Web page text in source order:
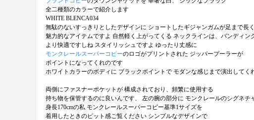
全二種類のカラーで紹介します
WHITE BLENCA034
無駄のないすっきりとしたデザインに ショートしたギジャンガムが足まで長
魅力的なアイテムですよ 自然軽く上がってくる ネックラインは、バンディン
より快適ですしね スタイリッシュですよ ゆったり丈感に
モンクレールスーパーコピーのロゴがプリントされた ジッパープーラーが
ポイントになってくれのです
ホワイトカラーのボディに ブラックポイントで モダンな感じまで演出してく
両側にファスナーポケットが 構成されており、頻繁に使用する
持ち物を保管するのに良いんです、 左の腕の部分に モンクレールのシグネ
身長170cmの私 モンクレールスーパーコピー基準1サイズを
着用したときのピット感ご覧ください シンプルなデザインで